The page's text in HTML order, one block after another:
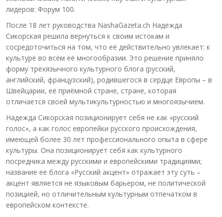
лидеров: Форум 100.
После 18 лет руководства NashaGazeta.ch Надежда
Сикорская решила вернуться к своим истокам и
сосредоточиться на том, что её действительно увлекает: к
культуре во всём её многообразии. Это решение приняло
форму трёхязычного культурного блога (русский,
английский, французский), родившегося в сердце Европы – в
Швейцарии, её приёмной стране, стране, которая
отличается своей мультикультурностью и многоязычием.
Надежда Сикорская позиционирует себя не как «русский
голос», а как голос европейки русского происхождения,
имеющей более 30 лет профессионального опыта в сфере
культуры. Она позиционирует себя как культурного
посредника между русскими и европейскими традициями;
название её блога «Русский акцент» отражает эту суть –
акцент является не языковым барьером, не политической
позицией, но отличительным культурным отпечатком в
европейском контексте.